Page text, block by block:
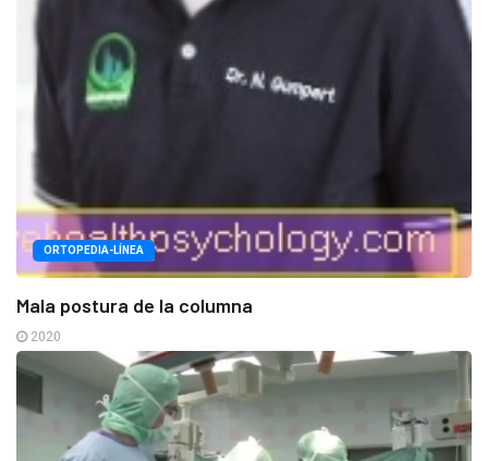
ORTOPEDIA-LÍNEA
Mala postura de la columna
2020